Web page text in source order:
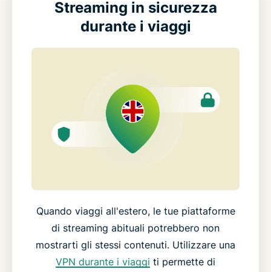
Streaming in sicurezza
durante i viaggi
Quando viaggi all'estero, le tue piattaforme
di streaming abituali potrebbero non
mostrarti gli stessi contenuti. Utilizzare una
VPN durante i viaggi ti permette di